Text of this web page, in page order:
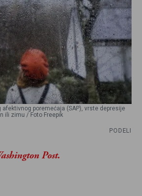
poremećaja (SAP), vrste depresije
ili zimu / Foto Freepik
PODELI
Post.